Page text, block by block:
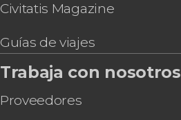
Civitatis Magazine
Guías de viajes
Trabaja con nosotros
Proveedores